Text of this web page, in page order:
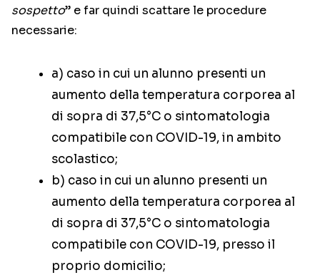
sospetto” e far quindi scattare le procedure
necessarie:
a) caso in cui un alunno presenti un
aumento della temperatura corporea al
di sopra di 37,5°C o sintomatologia
compatibile con COVID-19, in ambito
scolastico;
b) caso in cui un alunno presenti un
aumento della temperatura corporea al
di sopra di 37,5°C o sintomatologia
compatibile con COVID-19, presso il
proprio domicilio;